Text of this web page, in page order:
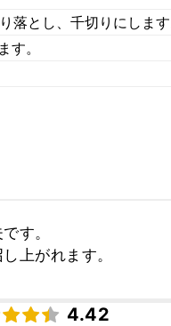
落とし、千切りにします
す。
す。
上がれます。
4.42